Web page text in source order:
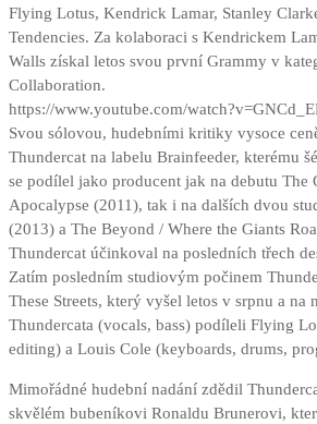
Flying Lotus, Kendrick Lamar, Stanley
Tendencies. Za kolaboraci s Kendrickem
Walls získal letos svou první Grammy v
Collaboration.
https://www.youtube.com/
Svou sólovou, hudebními kritiky vysoce
Thundercat na labelu Brainfeeder, kterému
se podílel jako producent jak na debutu The
Apocalypse (2011), tak i na dalších dvou
(2013) a The Beyond / Where the Giants
Thundercat účinkoval na posledních třech
Zatím posledním studiovým počinem
These Streets, který vyšel letos v srpnu a na
Thundercata (vocals, bass) podíleli Flying
editing) a Louis Cole (keyboards, drums,
Mimořádné hudební nadání zdědil
skvělém bubeníkovi Ronaldu Brunerovi,